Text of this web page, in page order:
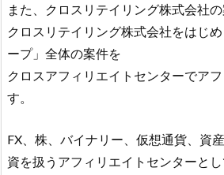
また、クロスリテイリング株式会社の
クロスリテイリング株式会社をはじ
ープ」全体の案件を
クロスアフィリエイトセンターでア
す。
FX、株、バイナリー、仮想通貨、資
資を扱うアフィリエイトセンターとし